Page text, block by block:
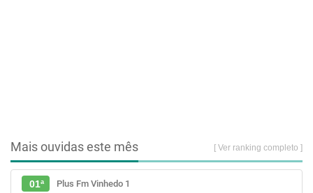
Mais ouvidas este mês [ Ver ranking completo ]
01ª
Plus Fm Vinhedo 1